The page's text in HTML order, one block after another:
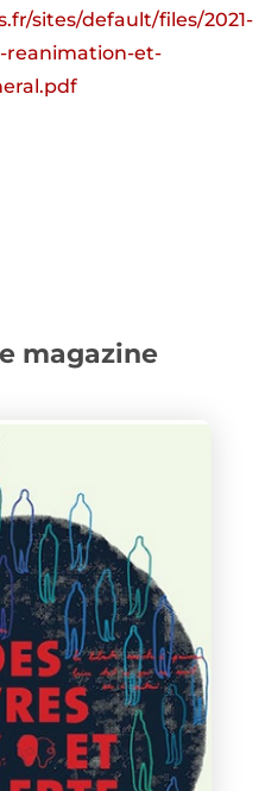
sites/default/files/2021-
reanimation-et-
magazine